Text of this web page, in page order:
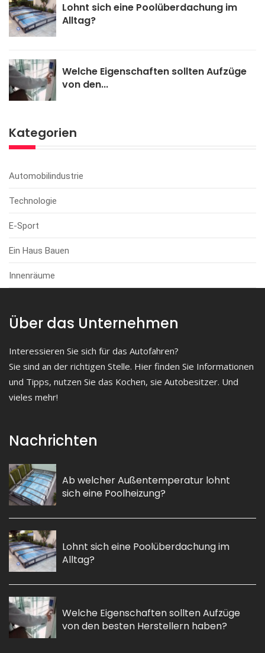
Lohnt sich eine Poolüberdachung im
Alltag?
Welche Eigenschaften sollten Aufzüge
von den...
Kategorien
Automobilindustrie
Technologie
E-Sport
Ein Haus Bauen
Innenräume
Über das Unternehmen
Interessieren Sie sich für das Autofahren?
Sie sind an der richtigen Stelle. Hier finden Sie Informationen
und Tipps, nutzen Sie das Kochen, sie Autobesitzer. Und
vieles mehr!
Nachrichten
Ab welcher Außentemperatur lohnt
sich eine Poolheizung?
Lohnt sich eine Poolüberdachung im
Alltag?
Welche Eigenschaften sollten Aufzüge
von den besten Herstellern haben?